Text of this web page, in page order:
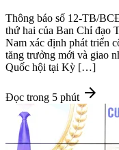
Thông báo số 12-TB/
thứ hai của Ban Chỉ đạo
Nam xác định phát triển
tăng trưởng mới và giao
Quốc hội tại Kỳ […]
Đọc trong 5 phút arrow_forward